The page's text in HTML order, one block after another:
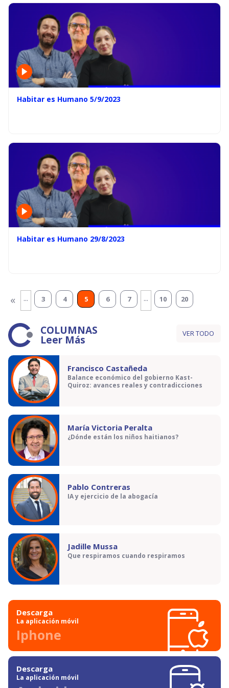
Habitar es Humano 5/9/2023
Habitar es Humano 29/8/2023
« ... 3 4 5 6 7 ... 10 20
COLUMNAS
Leer Más VER TODO
Francisco Castañeda
Balance económico del gobierno Kast-
Quiroz: avances reales y contradicciones
María Victoria Peralta
¿Dónde están los niños haitianos?
Pablo Contreras
IA y ejercicio de la abogacía
Jadille Mussa
Que respiramos cuando respiramos
Descarga
La aplicación móvil
Iphone
Descarga
La aplicación móvil